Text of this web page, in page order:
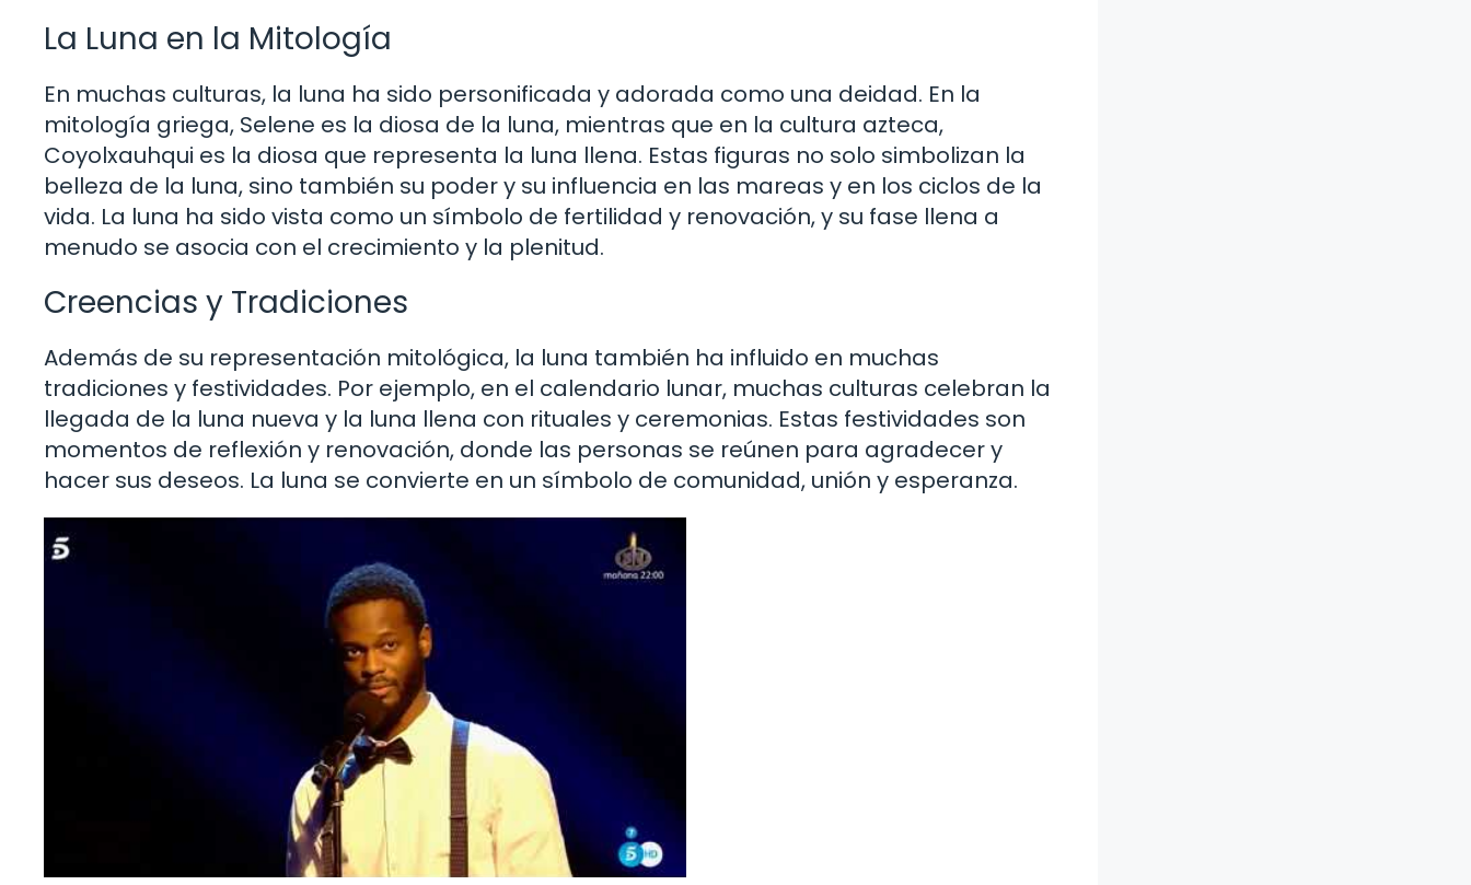
La Luna en la Mitología
En muchas culturas, la luna ha sido personificada y adorada como una deidad. En la
mitología griega, Selene es la diosa de la luna, mientras que en la cultura azteca,
Coyolxauhqui es la diosa que representa la luna llena. Estas figuras no solo simbolizan la
belleza de la luna, sino también su poder y su influencia en las mareas y en los ciclos de la
vida. La luna ha sido vista como un símbolo de fertilidad y renovación, y su fase llena a
menudo se asocia con el crecimiento y la plenitud.
Creencias y Tradiciones
Además de su representación mitológica, la luna también ha influido en muchas
tradiciones y festividades. Por ejemplo, en el calendario lunar, muchas culturas celebran la
llegada de la luna nueva y la luna llena con rituales y ceremonias. Estas festividades son
momentos de reflexión y renovación, donde las personas se reúnen para agradecer y
hacer sus deseos. La luna se convierte en un símbolo de comunidad, unión y esperanza.